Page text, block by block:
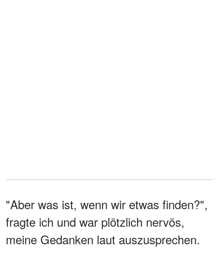
"Aber was ist, wenn wir etwas finden?",
fragte ich und war plötzlich nervös,
meine Gedanken laut auszusprechen.